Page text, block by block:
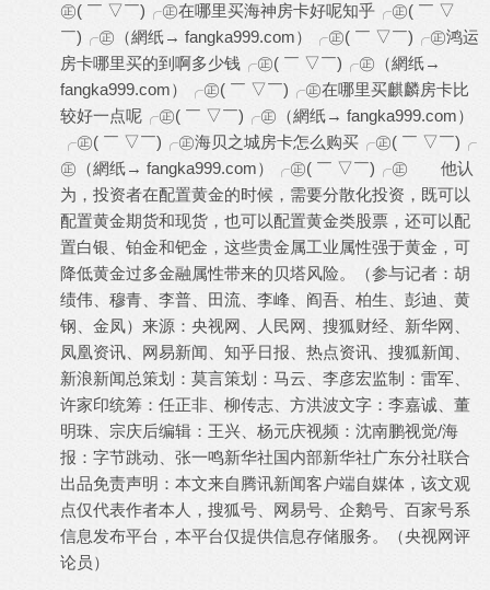
㊣( ￣ ▽￣)╭㊣在哪里买海神房卡好呢知乎╭㊣( ￣ ▽
￣)╭㊣（網纸→ fangka999.com）╭㊣( ￣ ▽￣)╭㊣鸿运
房卡哪里买的到啊多少钱╭㊣( ￣ ▽￣)╭㊣（網纸→
fangka999.com）╭㊣( ￣ ▽￣)╭㊣在哪里买麒麟房卡比
较好一点呢╭㊣( ￣ ▽￣)╭㊣（網纸→ fangka999.com）
╭㊣( ￣ ▽￣)╭㊣海贝之城房卡怎么购买╭㊣( ￣ ▽￣)╭
㊣（網纸→ fangka999.com）╭㊣( ￣ ▽￣)╭㊣ 他认
为，投资者在配置黄金的时候，需要分散化投资，既可以
配置黄金期货和现货，也可以配置黄金类股票，还可以配
置白银、铂金和钯金，这些贵金属工业属性强于黄金，可
降低黄金过多金融属性带来的贝塔风险。（参与记者：胡
绩伟、穆青、李普、田流、李峰、阎吾、柏生、彭迪、黄
钢、金凤）来源：央视网、人民网、搜狐财经、新华网、
凤凰资讯、网易新闻、知乎日报、热点资讯、搜狐新闻、
新浪新闻总策划：莫言策划：马云、李彦宏监制：雷军、
许家印统筹：任正非、柳传志、方洪波文字：李嘉诚、董
明珠、宗庆后编辑：王兴、杨元庆视频：沈南鹏视觉/海
报：字节跳动、张一鸣新华社国内部新华社广东分社联合
出品免责声明：本文来自腾讯新闻客户端自媒体，该文观
点仅代表作者本人，搜狐号、网易号、企鹅号、百家号系
信息发布平台，本平台仅提供信息存储服务。（央视网评
论员）